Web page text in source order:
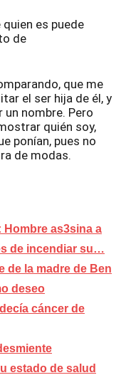
es puede
de
que me
el ser hija de él, y
nombre. Pero
quién soy,
ponían, pues no
de modas.
Hombre as3sina a
de incendiar su…
de la madre de Ben
deseo
cáncer de
estado de salud